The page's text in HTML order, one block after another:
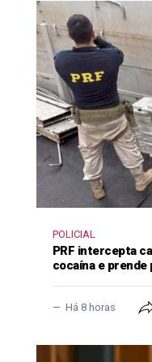
POLICIAL
PRF intercepta
cocaína e prende
Há 8 horas